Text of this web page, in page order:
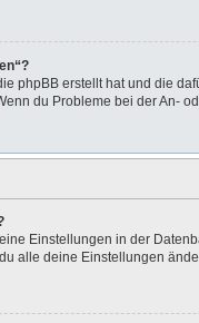
phpBB erstellt hat und die
du Probleme bei der An-
Einstellungen in der
alle deine Einstellungen